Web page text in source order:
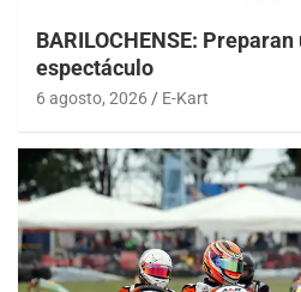
BARILOCHENSE:
espectáculo
6 agosto, 2026 E-Kart